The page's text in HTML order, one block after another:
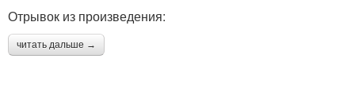
Отрывок из произведения:
читать дальше →